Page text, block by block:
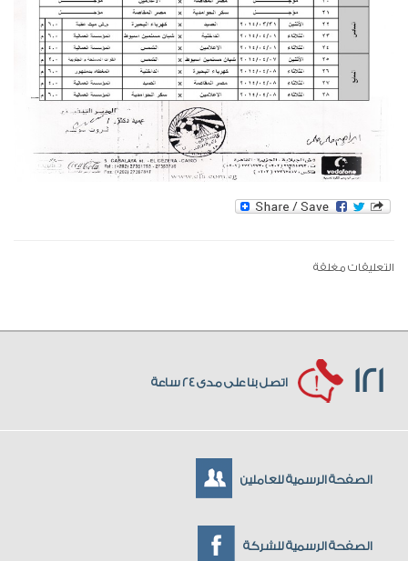
التعليقات مغلقة
121 اتصل بنا على مدى 24 ساعة
الصفحة الرسمية للعاملين
الصفحة الرسمية للشركة